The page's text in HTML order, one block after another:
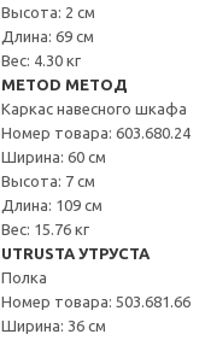
Высота: 2 см
Длина: 69 см
Вес: 4.30 кг
METOD МЕТОД
Каркас навесного шкафа
Номер товара: 603.680.24
Ширина: 60 см
Высота: 7 см
Длина: 109 см
Вес: 15.76 кг
UTRUSTA УТРУСТА
Полка
Номер товара: 503.681.66
Ширина: 36 см